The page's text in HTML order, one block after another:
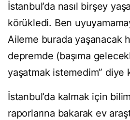
İstanbul’da nasıl birşey
körükledi. Ben
Aileme burada yaşanacak
depremde (başıma
yaşatmak istemedim” diye
İstanbul’da kalmak için
raporlarına bakarak ev